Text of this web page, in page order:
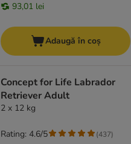
93,01 lei
Adaugă în coș
Concept for Life Labrador
Retriever Adult
2 x 12 kg
Rating: 4.6/5 (437)